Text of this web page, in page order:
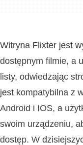
Witryna Flixter jest
dostępnym filmie, a
listy, odwiedzając
jest kompatybilna z
Android i IOS, a
swoim urządzeniu,
dostęp. W